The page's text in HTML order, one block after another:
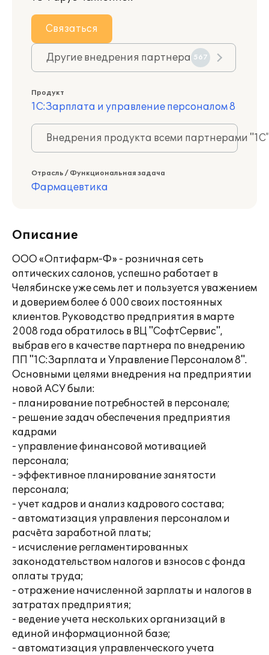
Связаться
Другие внедрения партнера 567
Продукт
1С:Зарплата и управление персоналом 8
Внедрения продукта всеми партнерами
Отрасль / Функциональная задача
Фармацевтика
Описание
ООО «Оптифарм-Ф» - розничная сеть
оптических салонов, успешно работает в
Челябинске уже семь лет и пользуется уважением
и доверием более 6 000 своих постоянных
клиентов. Руководство предприятия в марте
2008 года обратилось в ВЦ "СофтСервис",
выбрав его в качестве партнера по внедрению
ПП "1С:Зарплата и Управление Персоналом 8".
Основными целями внедрения на предприятии
новой АСУ были:
- планирование потребностей в персонале;
- решение задач обеспечения предприятия
кадрами
- управление финансовой мотивацией
персонала;
- эффективное планирование занятости
персонала;
- учет кадров и анализ кадрового состава;
- автоматизация управления персоналом и
расчёта заработной платы;
- исчисление регламентированных
законодательством налогов и взносов с фонда
оплаты труда;
- отражение начисленной зарплаты и налогов в
затратах предприятия;
- ведение учета нескольких организаций в
единой информационной базе;
- автоматизация управленческого учета